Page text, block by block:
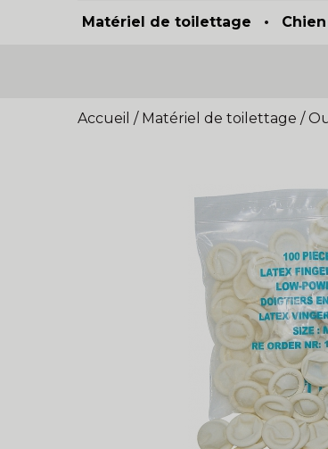
Matériel de toilettage • Chien
Accueil / Matériel de toilettage /